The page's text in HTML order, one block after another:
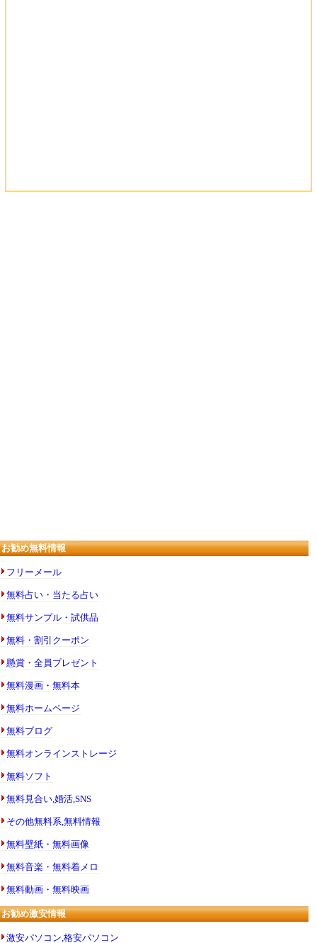
お勧め無料情報
フリーメール
無料占い・当たる占い
無料サンプル・試供品
無料・割引クーポン
懸賞・全員プレゼント
無料漫画・無料本
無料ホームページ
無料ブログ
無料オンラインストレージ
無料ソフト
無料見合い,婚活,SNS
その他無料系,無料情報
無料壁紙・無料画像
無料音楽・無料着メロ
無料動画・無料映画
お勧め激安情報
激安パソコン,格安パソコン